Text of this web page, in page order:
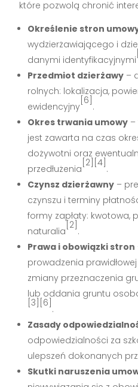
które pozwolą chronić
Określenie stron
wydzierżawiającego i
danymi identyfikacyjnymi
Przedmiot dzierżawy –
rolnych: lokalizacja,
ewidencyjny
[6]
.
Okres trwania umowy –
jest zawarta na czas
dożywotni oraz
przedłużenia
[2][4]
.
Czynsz dzierżawny –
czynszu i terminy
formy zapłaty: kwotowa,
naturalia
[2]
.
Prawa i obowiązki stron
prowadzenia
zmiany przeznaczenia
lub oddania gruntu
[3][6]
.
Zasady
odpowiedzialności za
ulepszeń dokonanych
Skutki naruszenia